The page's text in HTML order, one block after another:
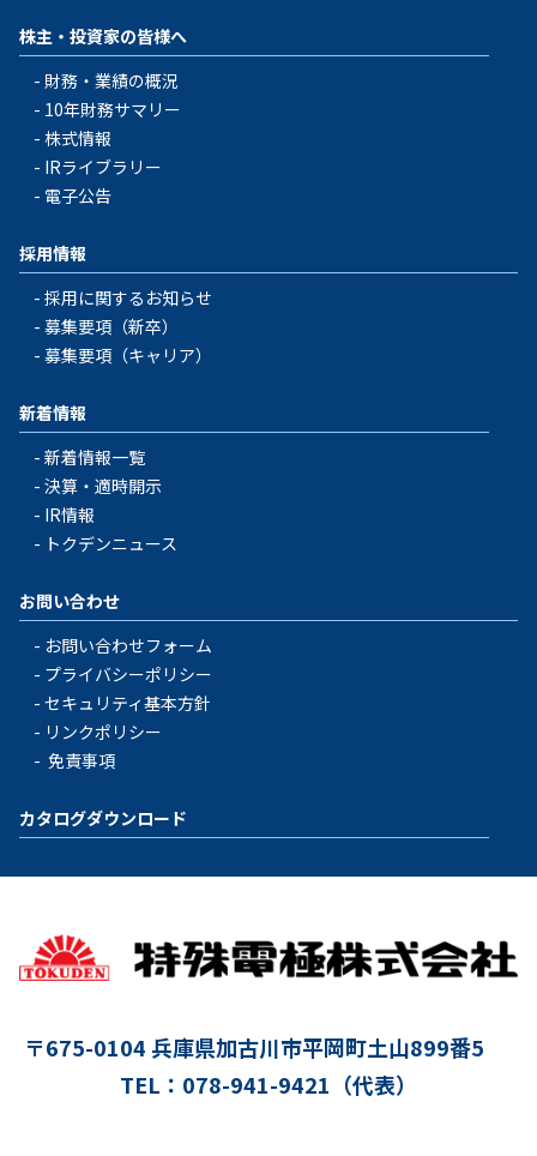
株主・投資家の皆様へ
財務・業績の概況
10年財務サマリー
株式情報
IRライブラリー
電子公告
採用情報
採用に関するお知らせ
募集要項（新卒）
募集要項（キャリア）
新着情報
新着情報一覧
決算・適時開示
IR情報
トクデンニュース
お問い合わせ
お問い合わせフォーム
プライバシーポリシー
セキュリティ基本方針
リンクポリシー
免責事項
カタログダウンロード
〒675-0104 兵庫県加古川市平岡町土山899番5
TEL：078-941-9421（代表）